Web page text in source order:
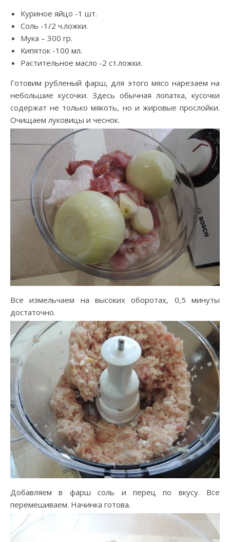
Куриное яйцо -1 шт.
Соль -1/2 ч.ложки.
Мука – 300 гр.
Кипяток -100 мл.
Растительное масло -2 ст.ложки.
Готовим рубленый фарш, для этого мясо нарезаем на
небольшие кусочки. Здесь обычная лопатка, кусочки
содержат не только мякоть, но и жировые прослойки.
Очищаем луковицы и чеснок.
Все измельчаем на высоких оборотах, 0,5 минуты
достаточно.
Добавляем в фарш соль и перец по вкусу. Все
перемешиваем. Начинка готова.